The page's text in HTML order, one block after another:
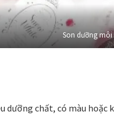
Son dưỡng môi
dưỡng chất, có màu